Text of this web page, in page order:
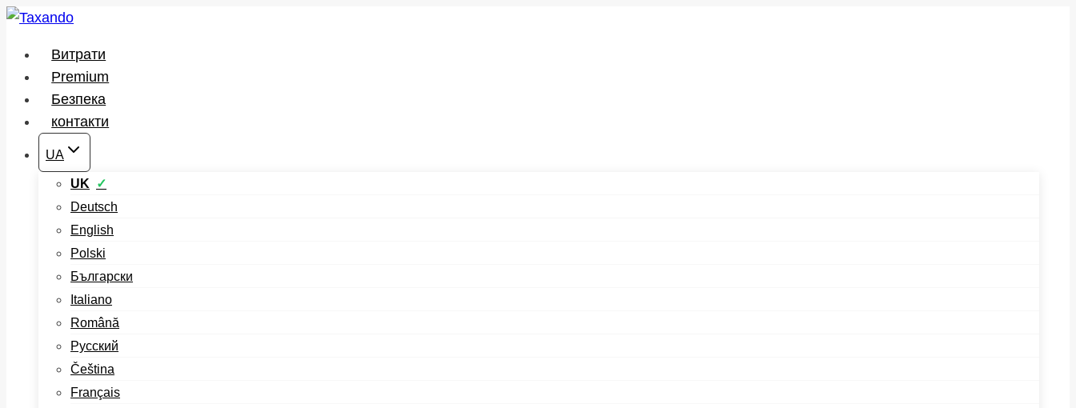
Перейти
вмісту
Витрати
Premium
Безпека
контакти
UA
UK
Deutsch
English
Polski
Български
Italiano
Română
Русский
Čeština
Français